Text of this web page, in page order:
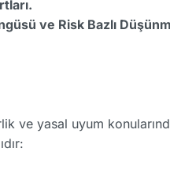
ve Risk Bazlı
ve yasal uyum